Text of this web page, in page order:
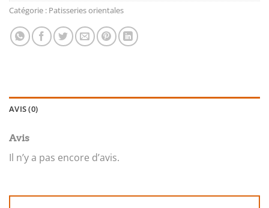
Catégorie : Patisseries orientales
AVIS (0)
Avis
Il n’y a pas encore d’avis.